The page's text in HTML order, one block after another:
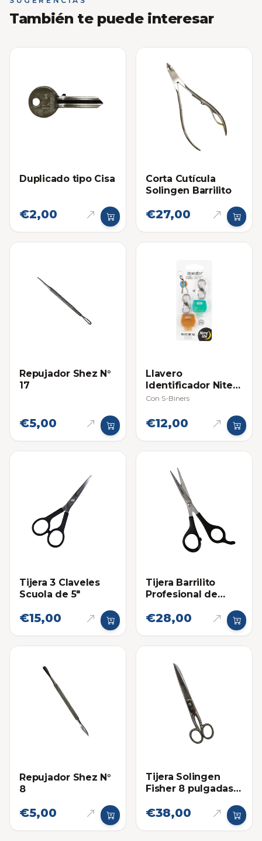
También te puede interesar
Duplicado tipo Cisa
€2,00
Corta Cutícula
Solingen Barrilito
€27,00
Repujador Shez N°
17
€5,00
Llavero
Identificador Nite
Ize (Gomitas)
Con S-Biners
€12,00
Tijera 3 Claveles
Scuola de 5"
€15,00
Tijera Barrilito
Profesional de
€28,00
Repujador Shez N°
8
€5,00
Tijera Solingen
Fisher 8 pulgadas
€38,00